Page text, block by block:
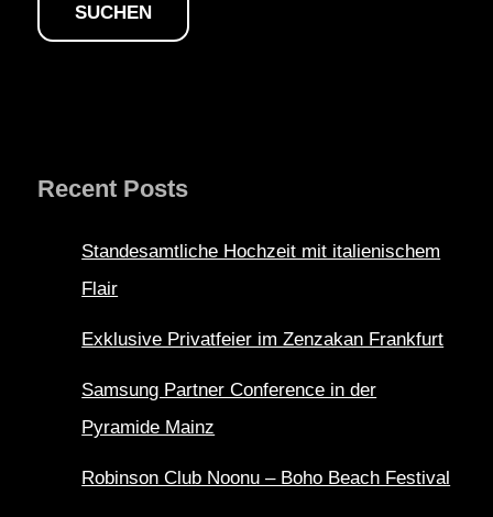
SUCHEN
Recent Posts
Standesamtliche Hochzeit mit italienischem
Flair
Exklusive Privatfeier im Zenzakan Frankfurt
Samsung Partner Conference in der
Pyramide Mainz
Robinson Club Noonu – Boho Beach Festival